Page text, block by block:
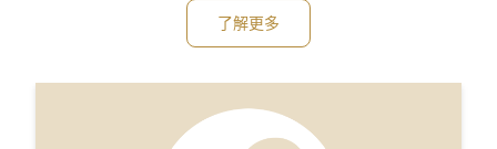
了解更多